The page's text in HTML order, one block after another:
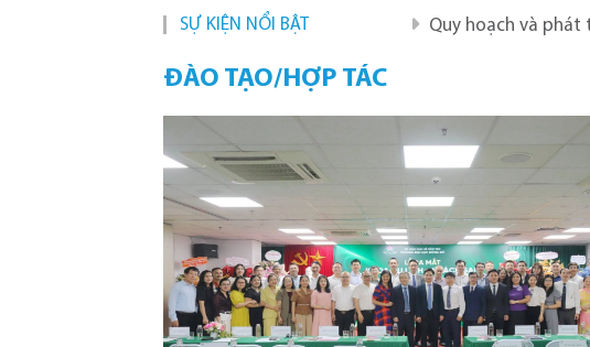
SỰ KIỆN NỔI BẬT Quy hoạch và phát triển hạ
ĐÀO TẠO/HỢP TÁC